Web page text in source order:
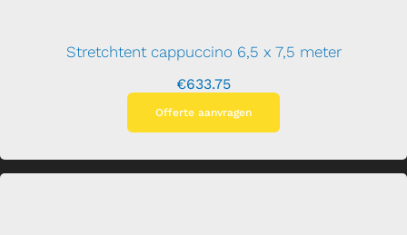
Stretchtent cappuccino 6,5 x 7,5 meter
€633.75
Offerte aanvragen